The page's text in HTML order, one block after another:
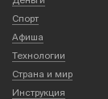
Спорт
Афиша
Технологии
Страна и мир
Инструкция